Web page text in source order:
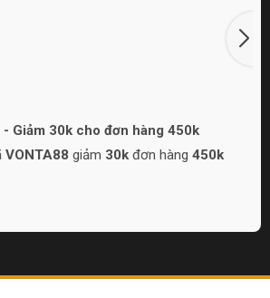
30k cho đơn hàng 450k
giảm30kđơn hàng450k